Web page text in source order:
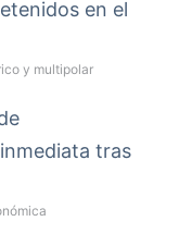
en el
y multipolar
tras